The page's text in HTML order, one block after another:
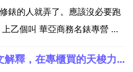
錶的人就弄了。應該沒必要跑
乙個叫 華亞商務名錶專營 的
搜尋店鋪的名字就找到了。希天梭力洛克後蓋外文解釋，在專櫃買的天梭力洛克，麻煩大神幫鑑定一下真假，後殼的花紋和字母都是磨砂的，不是刻進去的，謝謝！